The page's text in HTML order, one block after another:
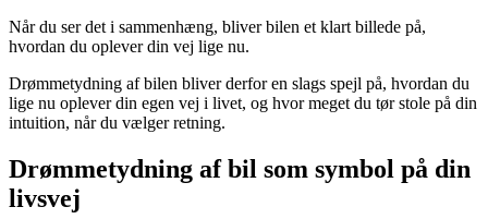
Når du ser det i sammenhæng, bliver bilen et klart billede på,
hvordan du oplever din vej lige nu.
Drømmetydning af bilen bliver derfor en slags spejl på, hvordan du
lige nu oplever din egen vej i livet, og hvor meget du tør stole på din
intuition, når du vælger retning.
Drømmetydning af bil som symbol på din
livsvej